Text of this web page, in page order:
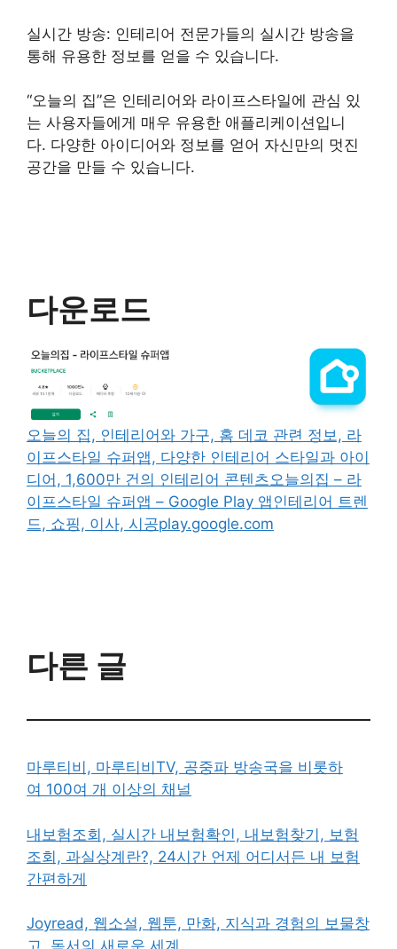
실시간 방송: 인테리어 전문가들의 실시간 방송을
통해 유용한 정보를 얻을 수 있습니다.
“오늘의 집”은 인테리어와 라이프스타일에 관심 있
는 사용자들에게 매우 유용한 애플리케이션입니
다. 다양한 아이디어와 정보를 얻어 자신만의 멋진
공간을 만들 수 있습니다.
다운로드
오늘의 집, 인테리어와 가구, 홈 데코 관련 정보, 라
이프스타일 슈퍼앱, 다양한 인테리어 스타일과 아이
디어, 1,600만 건의 인테리어 콘텐츠오늘의집 – 라
이프스타일 슈퍼앱 – Google Play 앱인테리어 트렌
드, 쇼핑, 이사, 시공play.google.com
다른 글
마루티비, 마루티비TV, 공중파 방송국을 비롯하
여 100여 개 이상의 채널
내보험조회, 실시간 내보험확인, 내보험찾기, 보험
조회, 과실상계란?, 24시간 언제 어디서든 내 보험
간편하게
Joyread, 웹소설, 웹툰, 만화, 지식과 경험의 보물창